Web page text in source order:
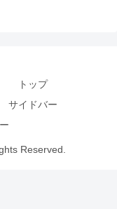
トップ
サイドバー
Reserved.